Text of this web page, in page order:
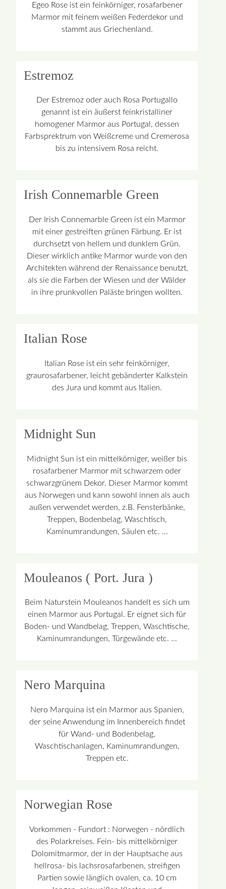
Egeo Rose ist ein feinkörniger, rosafarbener
Marmor mit feinem weißen Federdekor und
stammt aus Griechenland.
Estremoz
Der Estremoz oder auch Rosa Portugallo
genannt ist ein äußerst feinkristalliner
homogener Marmor aus Portugal, dessen
Farbsprektrum von Weißcreme und Cremerosa
bis zu intensivem Rosa reicht.
Irish Connemarble Green
Der Irish Connemarble Green ist ein Marmor
mit einer gestreiften grünen Färbung. Er ist
durchsetzt von hellem und dunklem Grün.
Dieser wirklich antike Marmor wurde von den
Architekten während der Renaissance benutzt,
als sie die Farben der Wiesen und der Wälder
in ihre prunkvollen Paläste bringen wollten.
Italian Rose
Italian Rose ist ein sehr feinkörniger,
graurosafarbener, leicht gebänderter Kalkstein
des Jura und kommt aus Italien.
Midnight Sun
Midnight Sun ist ein mittelkörniger, weißer bis
rosafarbener Marmor mit schwarzem oder
schwarzgrünem Dekor. Dieser Marmor kommt
aus Norwegen und kann sowohl innen als auch
außen verwendet werden, z.B. Fensterbänke,
Treppen, Bodenbelag, Waschtisch,
Kaminumrandungen, Säulen etc. …
Mouleanos ( Port. Jura )
Beim Naturstein Mouleanos handelt es sich um
einen Marmor aus Portugal. Er eignet sich für
Boden- und Wandbelag, Treppen, Waschtische,
Kaminumrandungen, Türgewände etc. …
Nero Marquina
Nero Marquina ist ein Marmor aus Spanien,
der seine Anwendung ím Innenbereich findet
für Wand- und Bodenbelag,
Waschtischanlagen, Kaminumrandungen,
Treppen etc.
Norwegian Rose
Vorkommen - Fundort : Norwegen - nördlich
des Polarkreises. Fein- bis mittelkörniger
Dolomitmarmor, der in der Hauptsache aus
hellrosa- bis lachsrosafarbenen, streifigen
Partien sowie länglich ovalen, ca. 10 cm